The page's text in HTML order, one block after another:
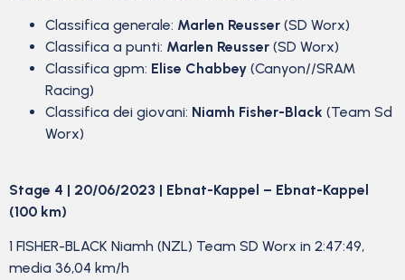
Classifica generale: Marlen Reusser (SD Worx)
Classifica a punti: Marlen Reusser (SD Worx)
Classifica gpm: Elise Chabbey (Canyon//SRAM
Racing)
Classifica dei giovani: Niamh Fisher-Black (Team Sd
Worx)
Stage 4 | 20/06/2023 | Ebnat-Kappel – Ebnat-Kappel
(100 km)
1 FISHER-BLACK Niamh (NZL) Team SD Worx in 2:47:49,
media 36,04 km/h